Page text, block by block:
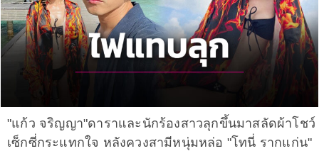
"แก้ว จริญญา"ดาราและนักร้องสาวลุกขึ้นมาสลัดผ้าโชว์
เซ็กซี่กระแทกใจ หลังควงสามีหนุ่มหล่อ "โทนี่ รากแก่น"